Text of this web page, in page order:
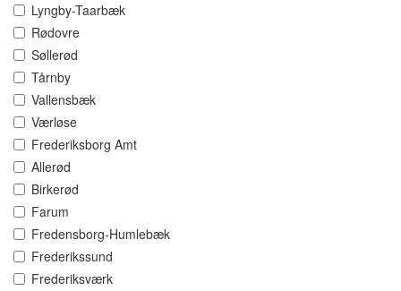
Lyngby-Taarbæk
Rødovre
Søllerød
Tårnby
Vallensbæk
Værløse
Frederiksborg Amt
Allerød
Birkerød
Farum
Fredensborg-Humlebæk
Frederikssund
Frederiksværk